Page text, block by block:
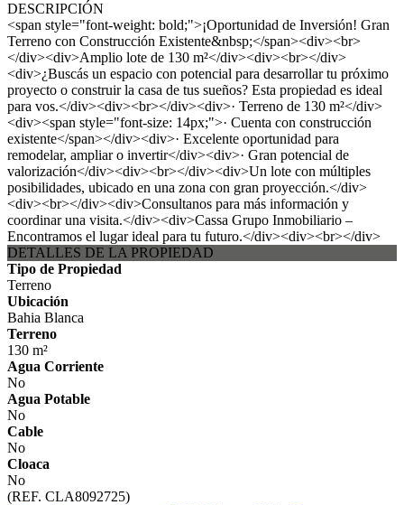
DESCRIPCIÓN
<span style="font-weight: bold;">¡Oportunidad de Inversión! Gran
Terreno con Construcción Existente&nbsp;</span><div><br>
</div><div>Amplio lote de 130 m²</div><div><br></div>
<div>¿Buscás un espacio con potencial para desarrollar tu próximo
proyecto o construir la casa de tus sueños? Esta propiedad es ideal
para vos.</div><div><br></div><div>· Terreno de 130 m²</div>
<div><span style="font-size: 14px;">· Cuenta con construcción
existente</span></div><div>· Excelente oportunidad para
remodelar, ampliar o invertir</div><div>· Gran potencial de
valorización</div><div><br></div><div>Un lote con múltiples
posibilidades, ubicado en una zona con gran proyección.</div>
<div><br></div><div>Consultanos para más información y
coordinar una visita.</div><div>Cassa Grupo Inmobiliario –
Encontramos el lugar ideal para tu futuro.</div><div><br></div>
DETALLES DE LA PROPIEDAD
Tipo de Propiedad
Terreno
Ubicación
Bahia Blanca
Terreno
130 m²
Agua Corriente
No
Agua Potable
No
Cable
No
Cloaca
No
(REF. CLA8092725)